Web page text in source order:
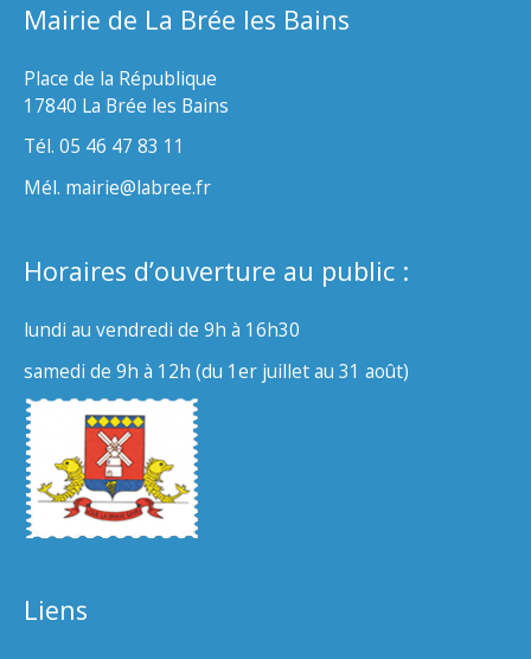
Mairie de La Brée les Bains
Place de la République
17840 La Brée les Bains
Tél. 05 46 47 83 11
Mél. mairie@labree.fr
Horaires d’ouverture au public :
lundi au vendredi de 9h à 16h30
samedi de 9h à 12h (du 1er juillet au 31 août)
Liens